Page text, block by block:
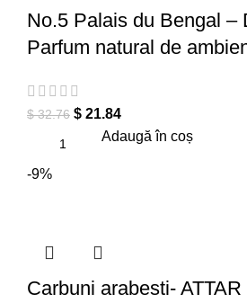
No.5 Palais du Bengal –
Parfum natural de
$32.76 $ 21.84
Adaugă în coș
-9%
Carbuni arabesti-